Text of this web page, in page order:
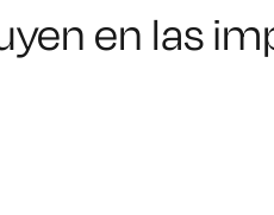
en las